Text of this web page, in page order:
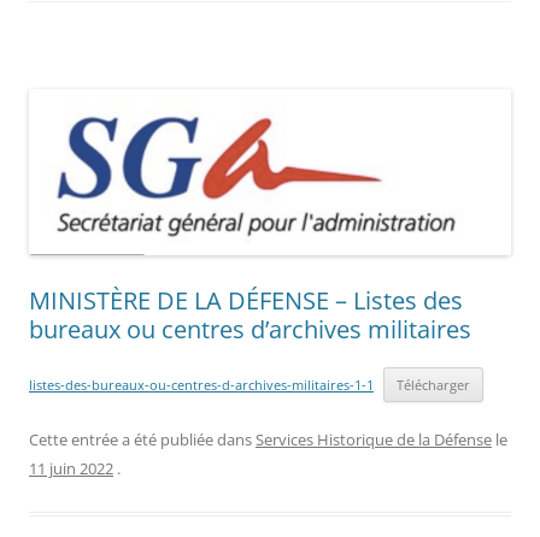
MINISTÈRE DE LA DÉFENSE – Listes des
bureaux ou centres d’archives militaires
listes-des-bureaux-ou-centres-d-archives-militaires-1-1 Télécharger
Cette entrée a été publiée dansServices Historique de la Défense le
11 juin 2022 .